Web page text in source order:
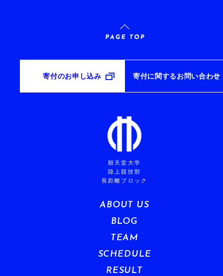
寄付のお申し込み 寄付に関するお問い合わせ
順天堂大学
陸上競技部
長距離ブロック
ABOUT US
BLOG
TEAM
SCHEDULE
RESULT